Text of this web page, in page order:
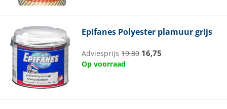
Epifanes Polyester plamuur grijs
Adviesprijs19,80 16,75
Op voorraad